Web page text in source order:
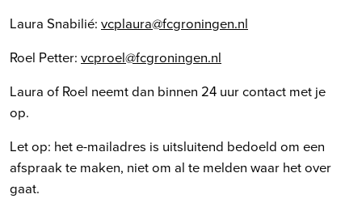
Laura Snabilié: vcplaura@fcgroningen.nl
Roel Petter: vcproel@fcgroningen.nl
Laura of Roel neemt dan binnen 24 uur contact met je
op.
Let op: het e-mailadres is uitsluitend bedoeld om een
afspraak te maken, niet om al te melden waar het over
gaat.